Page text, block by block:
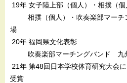
19年 女子陸上部（個人）・相撲（
相撲（個人）・吹奏楽部マーチ
場
20年 福岡県文化表彰
吹奏楽部マーチングバンド 九
21年 第48回日本学校体育研究大会
受賞